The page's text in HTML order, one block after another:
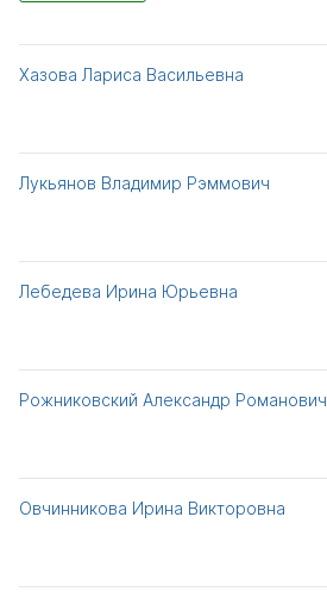
Хазова Лариса Васильевна
Лукьянов Владимир Рэммович
Лебедева Ирина Юрьевна
Рожниковский Александр Романович
Овчинникова Ирина Викторовна